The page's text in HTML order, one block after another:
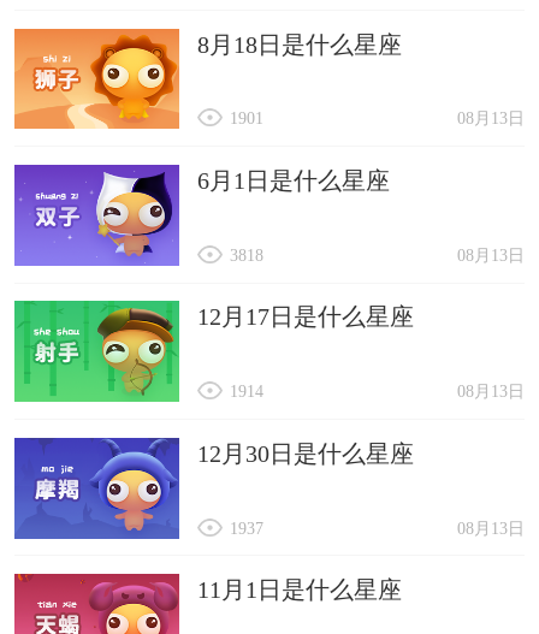
8月18日是什么星座
08月13日
1901
6月1日是什么星座
08月13日
3818
12月17日是什么星座
08月13日
1914
12月30日是什么星座
08月13日
1937
11月1日是什么星座